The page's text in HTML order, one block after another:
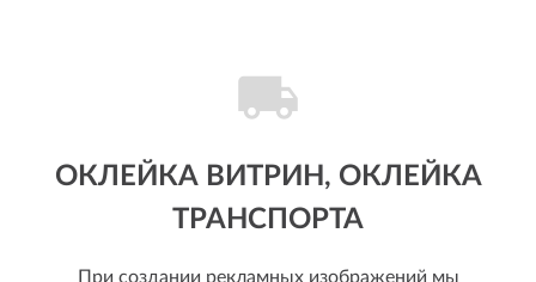
ОКЛЕЙКА ВИТРИН, ОКЛЕЙКА
ТРАНСПОРТА
При создании рекламных изображений мы